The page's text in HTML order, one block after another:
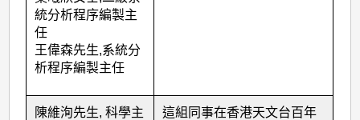
統分析程序編製主
任
王偉森先生,系統分
析程序編製主任
陳維洵先生,科學主
這組同事在香港天文台百年